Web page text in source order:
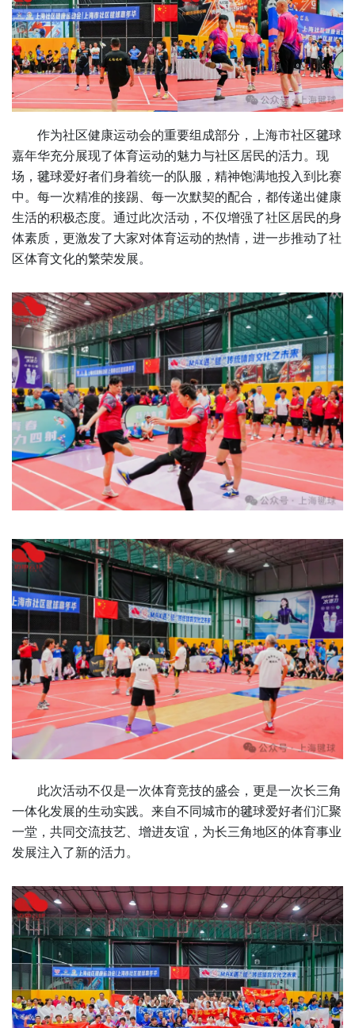
作为社区健康运动会的重要组成部分，上海市社区毽球
嘉年华充分展现了体育运动的魅力与社区居民的活力。现
场，毽球爱好者们身着统一的队服，精神饱满地投入到比赛
中。每一次精准的接踢、每一次默契的配合，都传递出健康
生活的积极态度。通过此次活动，不仅增强了社区居民的身
体素质，更激发了大家对体育运动的热情，进一步推动了社
区体育文化的繁荣发展。
此次活动不仅是一次体育竞技的盛会，更是一次长三角
一体化发展的生动实践。来自不同城市的毽球爱好者们汇聚
一堂，共同交流技艺、增进友谊，为长三角地区的体育事业
发展注入了新的活力。